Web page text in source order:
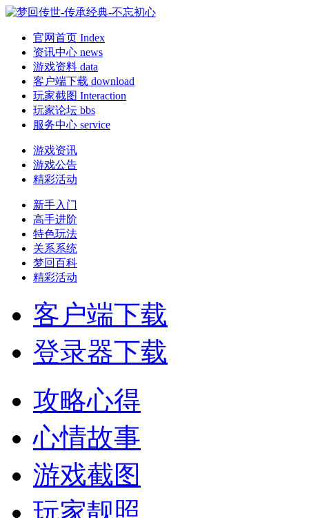
官网首页 Index
资讯中心 news
游戏资料 data
客户端下载 download
玩家截图 Interaction
玩家论坛 bbs
服务中心 service
游戏资讯
游戏公告
精彩活动
新手入门
高手进阶
特色玩法
关系系统
梦回百科
精彩活动
客户端下载
登录器下载
攻略心得
心情故事
游戏截图